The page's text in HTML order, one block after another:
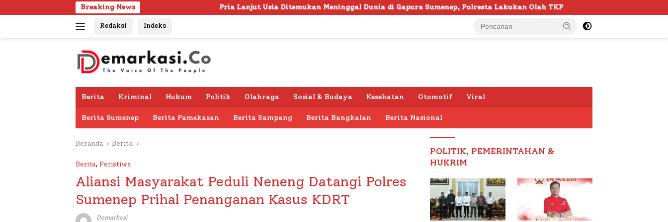
ke
Breaking News Pria Lanjut Usia Ditemukan Meninggal Dunia di Gapura Sumenep, Polresta Lakukan Olah TKP 103 Kafilah Siap Ramaikan MTQ
Redaksi Indeks
Berita Kriminal Hukum Politik Olahraga Sosial & Budaya Kesehatan Otomotif Viral
Berita Sumenep Berita Pamekasan Berita Sampang Berita Bangkalan Berita Nasional
Beranda Berita
Berita, Peristiwa
Aliansi Masyarakat Peduli Neneng Datangi Polres
Sumenep Prihal Penanganan Kasus KDRT
Demarkasi
POLITIK, PEMERINTAHAN &
HUKRIM